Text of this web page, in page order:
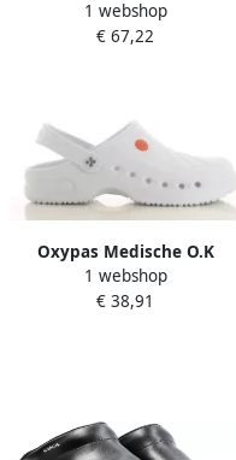
Doria O.H. Met Strap |
Fuchsia Bloemen |
1 webshop
€ 67,22
Oxypas Medische O.K
Klomp Sonic | Electrisch
Blauw | 00.154.117.37
1 webshop
€ 38,91